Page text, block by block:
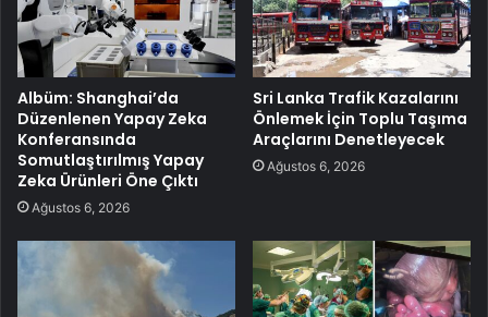
Albüm: Shanghai’da
Düzenlenen Yapay Zeka
Konferansında
Somutlaştırılmış Yapay
Zeka Ürünleri Öne Çıktı
Ağustos 6, 2026
Sri Lanka Trafik Kazalarını
Önlemek İçin Toplu Taşıma
Araçlarını Denetleyecek
Ağustos 6, 2026